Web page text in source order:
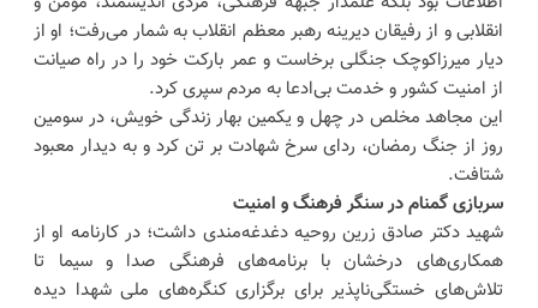
انقلابی و از رفیقان دیرینه رهبر معظم انقلاب به شمار می‌رفت؛ او از
دیار میرزاکوچک جنگلی برخاست و عمر بارکت خود را در راه صیانت
از امنیت کشور و خدمت بی‌ادعا به مردم سپری کرد.
این مجاهد مخلص در چهل‌ و یکمین بهار زندگی خویش، در سومین
روز از جنگ رمضان، ردای سرخ شهادت بر تن کرد و به دیدار معبود
شتافت.
سربازی گمنام در سنگر فرهنگ و امنیت
شهید دکتر صادق زرین روحیه دغدغه‌مندی داشت؛ در کارنامه‌ او از
همکاری‌های درخشان با برنامه‌های فرهنگی صدا و سیما تا
تلاش‌های خستگی‌ناپذیر برای برگزاری کنگره‌های ملی شهدا دیده